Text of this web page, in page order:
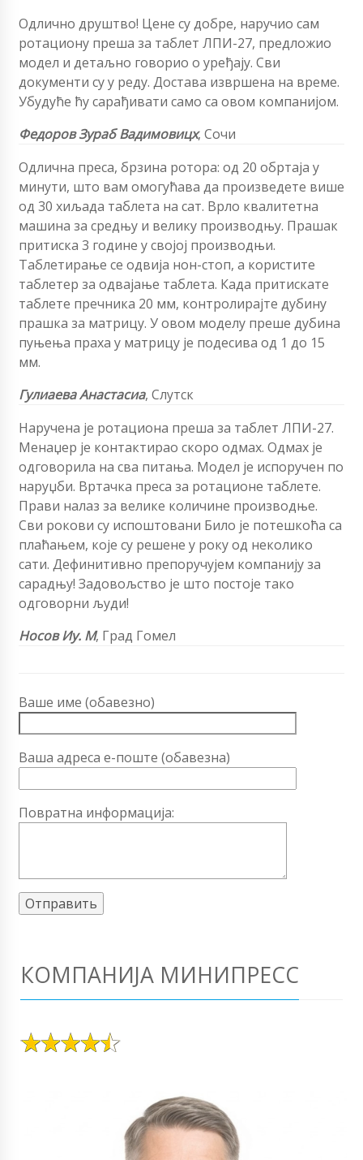
Одлично друштво! Цене су добре, наручио сам
ротациону преша за таблет ЛПИ-27, предложио
модел и детаљно говорио о уређају. Сви
документи су у реду. Достава извршена на време.
Убудуће ћу сарађивати само са овом компанијом.
Федоров Зураб Вадимовицх, Сочи
Одлична преса, брзина ротора: од 20 обртаја у
минути, што вам омогућава да произведете више
од 30 хиљада таблета на сат. Врло квалитетна
машина за средњу и велику производњу. Прашак
притиска 3 године у својој производњи.
Таблетирање се одвија нон-стоп, а користите
таблетер за одвајање таблета. Када притискате
таблете пречника 20 мм, контролирајте дубину
прашка за матрицу. У овом моделу преше дубина
пуњења праха у матрицу је подесива од 1 до 15
мм.
Гулиаева Анастасиа, Слутск
Наручена је ротациона преша за таблет ЛПИ-27.
Менаџер је контактирао скоро одмах. Одмах је
одговорила на сва питања. Модел је испоручен по
наруџби. Вртачка преса за ротационе таблете.
Прави налаз за велике количине производње.
Сви рокови су испоштовани Било је потешкоћа са
плаћањем, које су решене у року од неколико
сати. Дефинитивно препоручујем компанију за
сарадњу! Задовољство је што постоје тако
одговорни људи!
Носов Иу. М, Град Гомел
Ваше име (обавезно)
Ваша адреса е-поште (обавезна)
Повратна информација:
КОМПАНИЈА МИНИПРЕСС